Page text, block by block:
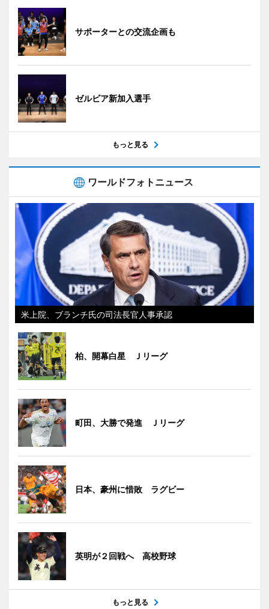
サポーターとの交流企画も
ゼルビア新加入選手
もっと見る
ワールドフォトニュース
米上院、ブランチ氏の司法長官人事承認
柏、開幕白星 Ｊリーグ
町田、大勝で発進 Ｊリーグ
日本、豪州に惜敗 ラグビー
英明が２回戦へ 高校野球
もっと見る